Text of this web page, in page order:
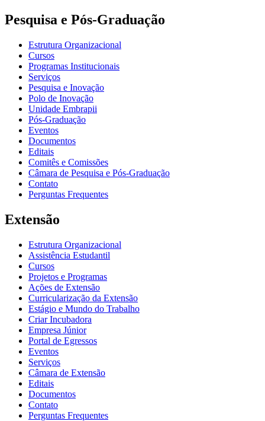
Pesquisa e Pós-Graduação
Estrutura Organizacional
Cursos
Programas Institucionais
Serviços
Pesquisa e Inovação
Polo de Inovação
Unidade Embrapii
Pós-Graduação
Eventos
Documentos
Editais
Comitês e Comissões
Câmara de Pesquisa e Pós-Graduação
Contato
Perguntas Frequentes
Extensão
Estrutura Organizacional
Assistência Estudantil
Cursos
Projetos e Programas
Ações de Extensão
Curricularização da Extensão
Estágio e Mundo do Trabalho
Criar Incubadora
Empresa Júnior
Portal de Egressos
Eventos
Serviços
Câmara de Extensão
Editais
Documentos
Contato
Perguntas Frequentes